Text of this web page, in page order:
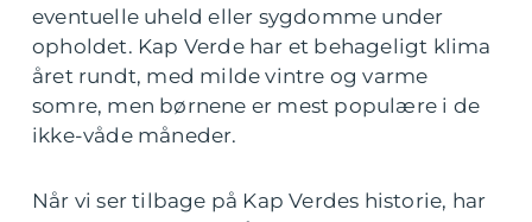
eventuelle uheld eller sygdomme under
opholdet. Kap Verde har et behageligt klima
året rundt, med milde vintre og varme
somre, men børnene er mest populære i de
ikke-våde måneder.
Når vi ser tilbage på Kap Verdes historie, har